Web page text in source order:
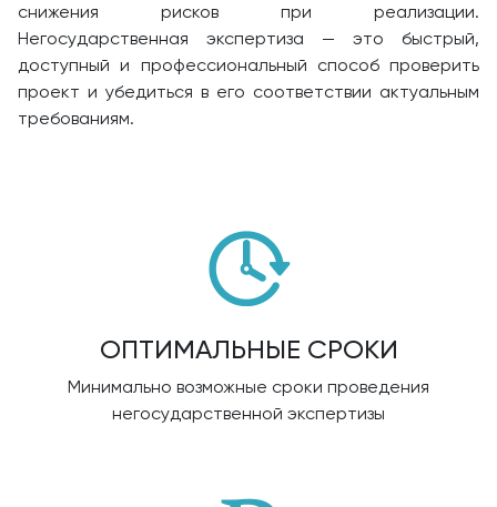
снижения рисков при реализации.
Негосударственная экспертиза — это быстрый,
доступный и профессиональный способ проверить
проект и убедиться в его соответствии актуальным
требованиям.
ОПТИМАЛЬНЫЕ СРОКИ
Минимально возможные сроки проведения
негосударственной экспертизы